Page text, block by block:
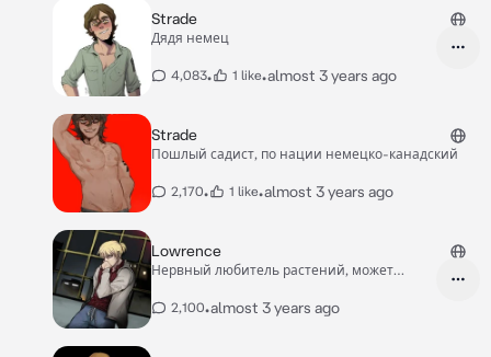
Strade
Дядя немец
4,083• 1 like•almost 3 years ago
Strade
Пошлый садист, по нации немецко-канадский
2,170• 1 like•almost 3 years ago
Lowrence
Нервный любитель растений, может
2,100•almost 3 years ago